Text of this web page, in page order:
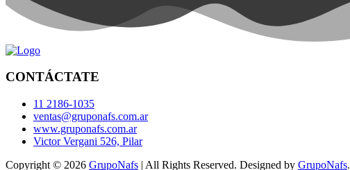
CONTÁCTATE
11 2186-1035
ventas@gruponafs.com.ar
www.gruponafs.com.ar
Victor Vergani 526, Pilar
Copyright © 2026 GrupoNafs | All Rights Reserved. Designed by GrupoNafs.